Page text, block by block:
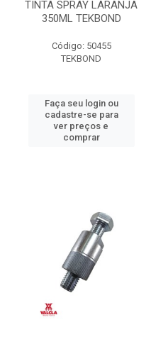
TINTA SPRAY LARANJA
350ML TEKBOND
Código: 50455
TEKBOND
Faça seu login ou
cadastre-se para
ver preços e
comprar